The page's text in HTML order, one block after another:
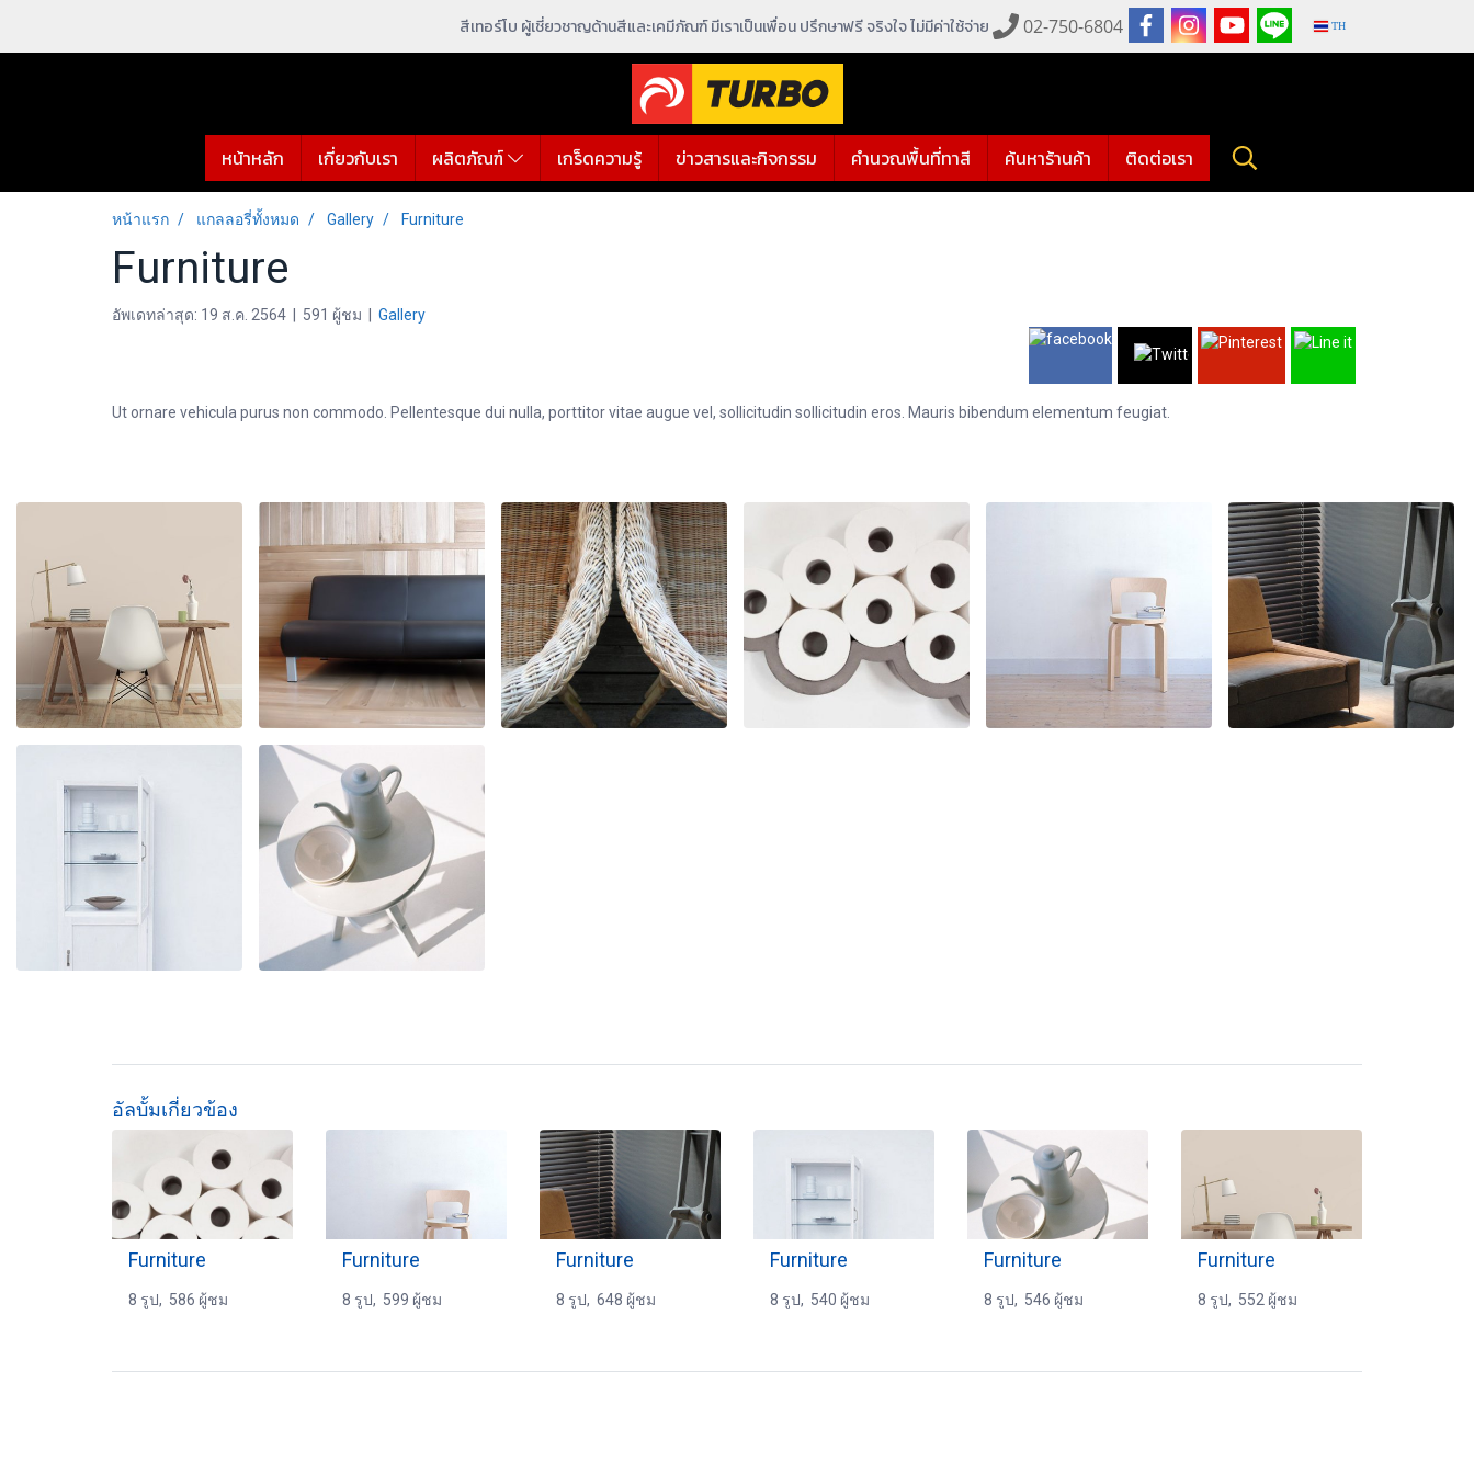
สีเทอร์โบ ผู้เชี่ยวชาญด้านสีและเคมีภัณฑ์ มีเราเป็นเพื่อน ปรึกษาฟรี จริงใจ ไม่มีค่าใช้จ่าย 02-750-6804 TH
หน้าหลัก เกี่ยวกับเรา ผลิตภัณฑ์ เกร็ดความรู้ ข่าวสารและกิจกรรม คำนวณพื้นที่ทาสี ค้นหาร้านค้า ติดต่อเรา
หน้าแรก แกลลอรี่ทั้งหมด Gallery Furniture
Furniture
อัพเดทล่าสุด: 19 ส.ค. 2564 591 ผู้ชม Gallery
Ut ornare vehicula purus non commodo. Pellentesque dui nulla, porttitor vitae augue vel, sollicitudin sollicitudin eros. Mauris bibendum elementum feugiat.
อัลบั้มเกี่ยวข้อง
Furniture
8 รูป, 586 ผู้ชม
Furniture
8 รูป, 599 ผู้ชม
Furniture
8 รูป, 648 ผู้ชม
Furniture
8 รูป, 540 ผู้ชม
Furniture
8 รูป, 546 ผู้ชม
Furniture
8 รูป, 552 ผู้ชม